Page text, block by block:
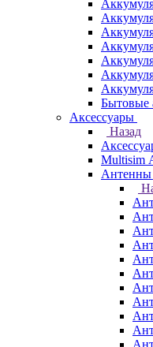
Бытовые
Аксессуары
Назад
Multisim
Антенны